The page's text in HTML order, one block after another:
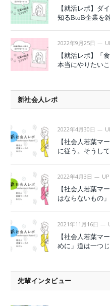
【就活レポ】ダ
知るBtoB企業を
2022年9月25日
【就活レポ】「
本当にやりたい
新社会人レポ
2022年4月30日
【社会人若葉マ
に従う。そうし
2022年4月3日
【社会人若葉マ
はならないもの
2021年11月16日
【社会人若葉マ
めに」道は一つ
先輩インタビュー